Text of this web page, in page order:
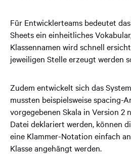
Für Entwicklerteams bedeutet
Sheets ein einheitliches
Klassennamen wird schnell
jeweiligen Stelle erzeugt werden
Zudem entwickelt sich das
mussten beispielsweise spacing-
vorgegebenen Skala in Version 2
Datei deklariert werden, können
eine Klammer-Notation einfach
Klasse angehängt werden.